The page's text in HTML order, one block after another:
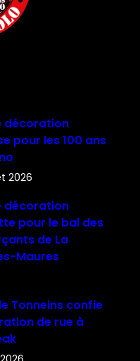
décoration
pour les 100 ans
2026
décoration
pour le bal des
de La
Maures
Tonneins confie
de rue à